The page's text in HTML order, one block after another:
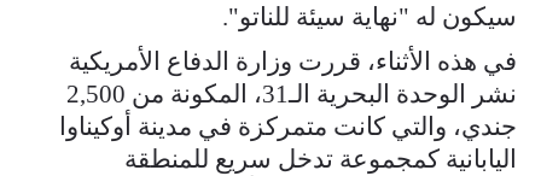
سيكون له "نهاية سيئة للناتو".
في هذه الأثناء، قررت وزارة الدفاع الأمريكية
نشر الوحدة البحرية الـ31، المكونة من 2,500
جندي، والتي كانت متمركزة في مدينة أوكيناوا
اليابانية كمجموعة تدخل سريع للمنطقة